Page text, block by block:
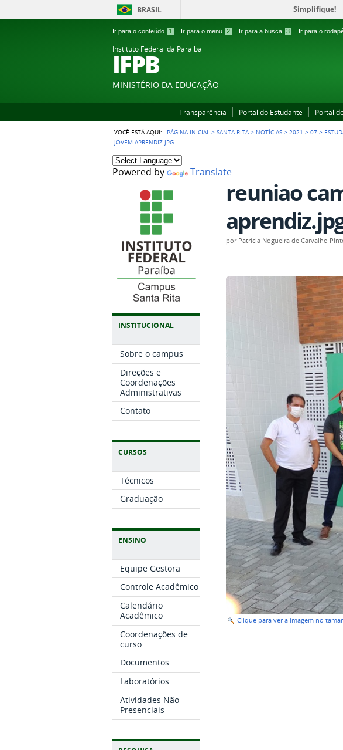
BRASIL Simplifique!
Ir para o conteúdo 1 Ir para o menu 2 Ir para a busca 3 Ir para o
Instituto Federal da Paraiba
IFPB
MINISTÉRIO DA EDUCAÇÃO
Transparência Portal do Estudante Portal
VOCÊ ESTÁ AQUI: PÁGINA INICIAL >SANTA RITA > NOTÍCIAS >2021 >07 >
JOVEM APRENDIZ.JPG
Powered by Translate
INSTITUCIONAL
Sobre o campus
Direções e
Coordenações
Administrativas
Contato
CURSOS
Técnicos
Graduação
ENSINO
Equipe Gestora
Controle Acadêmico
Calendário
Acadêmico
Coordenações de
curso
Documentos
Laboratórios
Atividades Não
Presenciais
reuniao
por Patrícia Nogueira de Carvalho
Clique para ver a imagem no